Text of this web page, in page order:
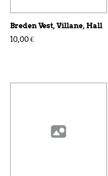
Breden Vest, Villane, Hall
10,00 €